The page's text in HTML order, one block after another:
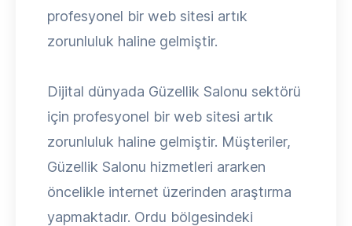
profesyonel bir web sitesi artık
zorunluluk haline gelmiştir.
Dijital dünyada Güzellik Salonu sektörü
için profesyonel bir web sitesi artık
zorunluluk haline gelmiştir. Müşteriler,
Güzellik Salonu hizmetleri ararken
öncelikle internet üzerinden araştırma
yapmaktadır. Ordu bölgesindeki